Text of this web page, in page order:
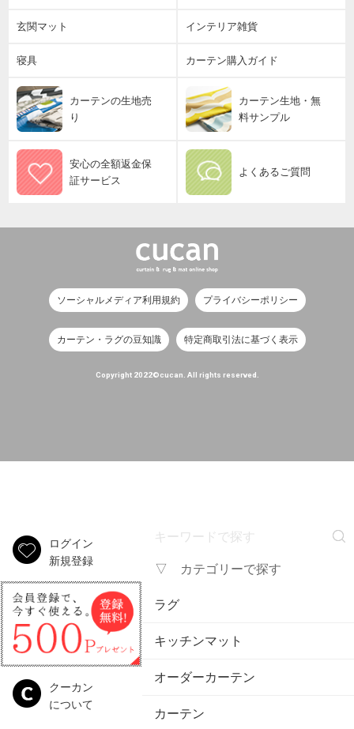
玄関マット インテリア雑貨
寝具 カーテン購入ガイド
カーテンの生地売
り
カーテン生地・無
料サンプル
安心の全額返金保
証サービス
よくあるご質問
ソーシャルメディア利用規約 プライバシーポリシー
カーテン・ラグの豆知識 特定商取引法に基づく表示
Copyright 2022©cucan. All rights reserved.
ログイン
新規登録
クーカン
について
▽ カテゴリーで探す
ラグ
キッチンマット
オーダーカーテン
カーテン